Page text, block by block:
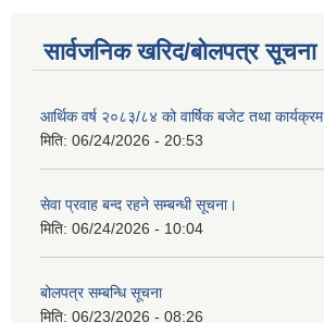
सार्वजनिक खरिद/बोलपत्र सूचना
आर्थिक वर्ष २०८३/८४ को वार्षिक बजेट तथा कार्यक्रम
मिति: 06/24/2026 - 20:53
सेवा प्रवाह बन्द रहने सम्बन्धी सूचना।
मिति: 06/24/2026 - 10:04
बोलपत्र सम्बन्धि सूचना
मिति: 06/23/2026 - 08:26